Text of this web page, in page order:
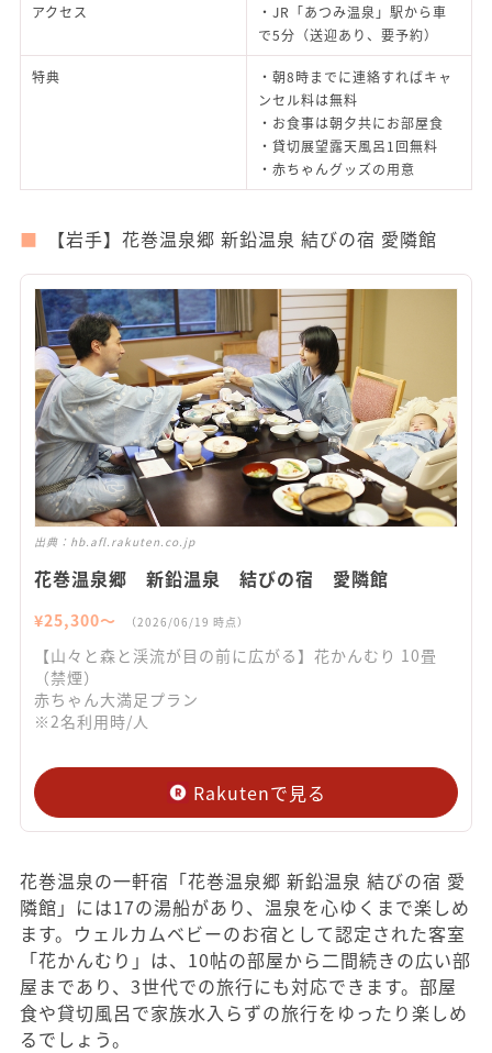
アクセス
・JR「あつみ温泉」駅から車
で5分（送迎あり、要予約）
特典
・朝8時までに連絡すればキャ
ンセル料は無料
・お食事は朝夕共にお部屋食
・貸切展望露天風呂1回無料
・赤ちゃんグッズの用意
【岩手】花巻温泉郷 新鉛温泉 結びの宿 愛隣館
出典： hb.afl.rakuten.co.jp
花巻温泉郷 新鉛温泉 結びの宿 愛隣館
¥25,300〜 （2026/06/19 時点）
【山々と森と渓流が目の前に広がる】花かんむり 10畳
（禁煙）
赤ちゃん大満足プラン
※2名利用時/人
Rakutenで見る
花巻温泉の一軒宿「花巻温泉郷 新鉛温泉 結びの宿 愛
隣館」には17の湯船があり、温泉を心ゆくまで楽しめ
ます。ウェルカムベビーのお宿として認定された客室
「花かんむり」は、10帖の部屋から二間続きの広い部
屋まであり、3世代での旅行にも対応できます。部屋
食や貸切風呂で家族水入らずの旅行をゆったり楽しめ
るでしょう。